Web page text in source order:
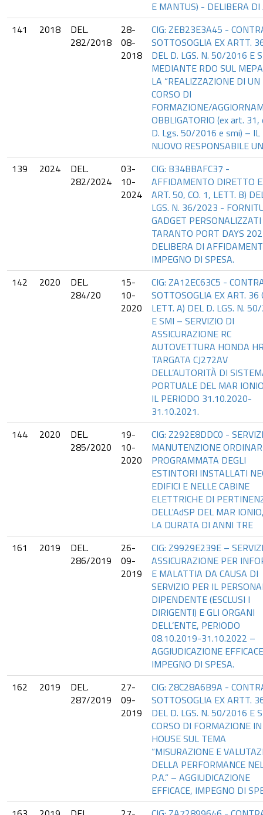
E MANTUS) - DELIBERA DI
141
2018
DEL.
282/2018
28-
08-
2018
CIG: ZEB23E3A45 -
SOTTOSOGLIA EX ARTT.
DEL D. LGS. N. 50/2016 E
MEDIANTE RDO SUL
LA “REALIZZAZIONE DI UN
CORSO DI
FORMAZIONE/
OBBLIGATORIO (ex art. 31,
D. Lgs. 50/2016 e smi) – IL
NUOVO RESPONSABILE
139
2024
DEL.
282/2024
03-
10-
2024
CIG: B34BBAFC37 -
AFFIDAMENTO DIRETTO
ART. 50, CO. 1, LETT. B)
LGS. N. 36/2023 -
GADGET
TARANTO PORT DAYS
DELIBERA DI
IMPEGNO DI SPESA.
142
2020
DEL.
284/20
15-
10-
2020
CIG: ZA12EC63C5 -
SOTTOSOGLIA EX ART. 36
LETT. A) DEL D. LGS. N.
E SMI – SERVIZIO DI
ASSICURAZIONE RC
AUTOVETTURA HONDA
TARGATA CJ272AV
DELL’AUTORITÀ DI
PORTUALE DEL MAR
IL PERIODO 31.10.2020-
31.10.2021.
144
2020
DEL.
285/2020
19-
10-
2020
CIG: Z292E8DDC0 -
MANUTENZIONE
PROGRAMMATA DEGLI
ESTINTORI INSTALLATI
EDIFICI E NELLE CABINE
ELETTRICHE DI
DELL'AdSP DEL MAR
LA DURATA DI ANNI TRE
161
2019
DEL.
286/2019
26-
09-
2019
CIG: Z9929E239E –
ASSICURAZIONE PER
E MALATTIA DA CAUSA DI
SERVIZIO PER IL
DIPENDENTE (ESCLUSI I
DIRIGENTI) E GLI ORGANI
DELL’ENTE, PERIODO
08.10.2019-31.10.2022 –
AGGIUDICAZIONE
IMPEGNO DI SPESA.
162
2019
DEL.
287/2019
27-
09-
2019
CIG: Z8C28A6B9A -
SOTTOSOGLIA EX ARTT.
DEL D. LGS. N. 50/2016 E
CORSO DI FORMAZIONE IN
HOUSE SUL TEMA
“MISURAZIONE E
DELLA PERFORMANCE
P.A.” – AGGIUDICAZIONE
EFFICACE, IMPEGNO DI